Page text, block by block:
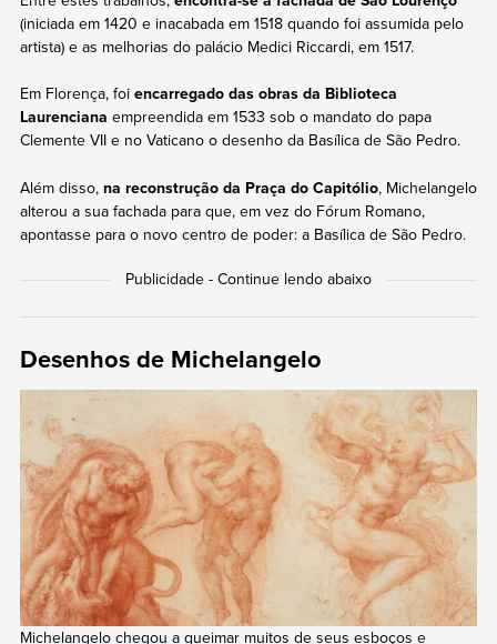
(iniciada em 1420 e inacabada em 1518 quando foi assumida pelo
artista) e as melhorias do palácio Medici Riccardi, em 1517.
Em Florença, foi encarregado das obras da Biblioteca
Laurenciana empreendida em 1533 sob o mandato do papa
Clemente VII e no Vaticano o desenho da Basílica de São Pedro.
Além disso, na reconstrução da Praça do Capitólio, Michelangelo
alterou a sua fachada para que, em vez do Fórum Romano,
apontasse para o novo centro de poder: a Basílica de São Pedro.
Desenhos de Michelangelo
Michelangelo chegou a queimar muitos de seus esboços e